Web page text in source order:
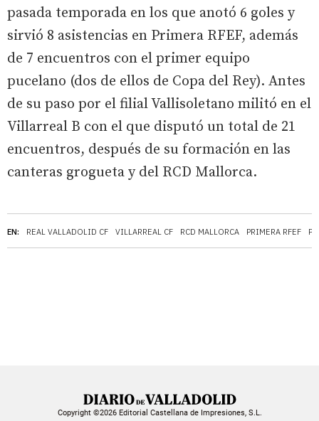
EN: REAL VALLADOLID CF VILLARREAL CF RCD MALLORCA PRIMERA RFEF
pasada temporada en los que anotó 6 goles y
sirvió 8 asistencias en Primera RFEF, además
de 7 encuentros con el primer equipo
pucelano (dos de ellos de Copa del Rey). Antes
de su paso por el filial Vallisoletano militó en el
Villarreal B con el que disputó un total de 21
encuentros, después de su formación en las
canteras grogueta y del RCD Mallorca.
Copyright ©2026 Editorial Castellana de Impresiones, S.L.